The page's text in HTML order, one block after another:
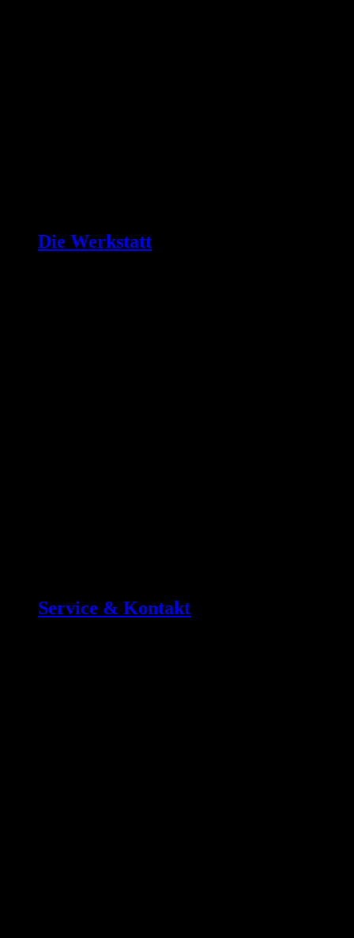
Die Werkstatt
Service & Kontakt